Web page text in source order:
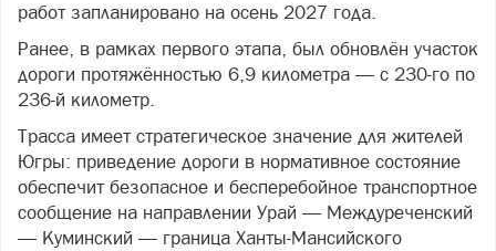
работ запланировано на осень 2027 года.
Ранее, в рамках первого этапа, был обновлён участок
дороги протяжённостью 6,9 километра — с 230-го по
236-й километр.
Трасса имеет стратегическое значение для жителей
Югры: приведение дороги в нормативное состояние
обеспечит безопасное и бесперебойное транспортное
сообщение на направлении Урай — Междуреченский
— Куминский — граница Ханты-Мансийского